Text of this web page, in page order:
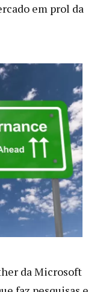
em prol da
da Microsoft